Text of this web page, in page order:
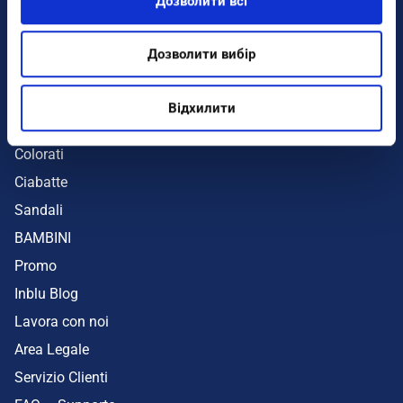
Дозволити вибір
Відхилити
UOMO
Colorati
Ciabatte
Sandali
BAMBINI
Promo
Inblu Blog
Lavora con noi
Area Legale
Servizio Clienti